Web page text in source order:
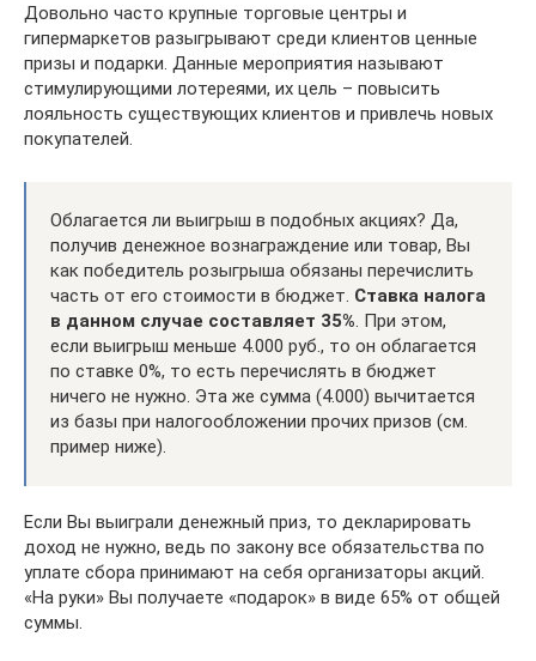
Довольно часто крупные торговые центры и
гипермаркетов разыгрывают среди клиентов ценные
призы и подарки. Данные мероприятия называют
стимулирующими лотереями, их цель – повысить
лояльность существующих клиентов и привлечь новых
покупателей.
Облагается ли выигрыш в подобных акциях? Да,
получив денежное вознаграждение или товар, Вы
как победитель розыгрыша обязаны перечислить
часть от его стоимости в бюджет. Ставка налога
в данном случае составляет 35% . При этом,
если выигрыш меньше 4.000 руб., то он облагается
по ставке 0%, то есть перечислять в бюджет
ничего не нужно. Эта же сумма (4.000) вычитается
из базы при налогообложении прочих призов (см.
пример ниже).
Если Вы выиграли денежный приз, то декларировать
доход не нужно, ведь по закону все обязательства по
уплате сбора принимают на себя организаторы акций.
«На руки» Вы получаете «подарок» в виде 65% от общей
суммы.